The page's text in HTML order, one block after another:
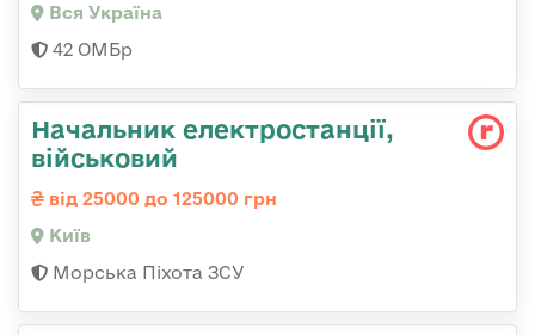
Вся Україна
42 ОМБр
Начальник електpостанції,
військовий
від 25000 до 125000 грн
Київ
Морська Піхота ЗСУ